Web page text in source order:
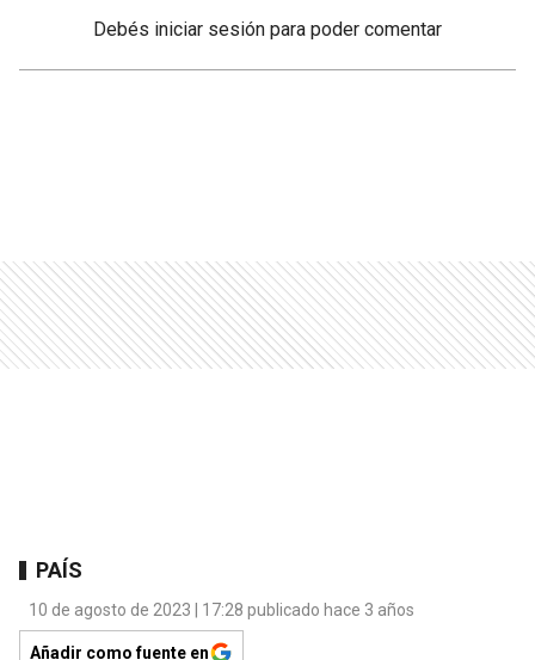
Debés iniciar sesión para poder comentar
PAÍS
10 de agosto de 2023 | 17:28 publicado hace 3 años
Añadir como fuente en